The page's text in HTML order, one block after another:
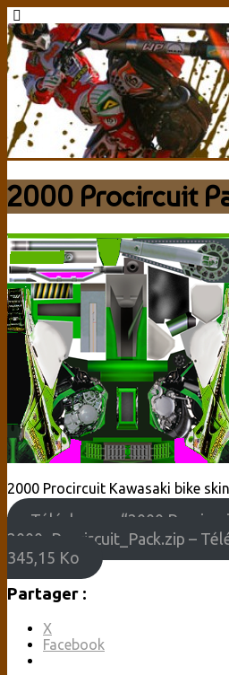
2000 Procircuit
2000 Procircuit Kawasaki bike skin
Télécharger “2000
2000_Procircuit_Pack.zip –
345,15 Ko
Partager :
X
Facebook